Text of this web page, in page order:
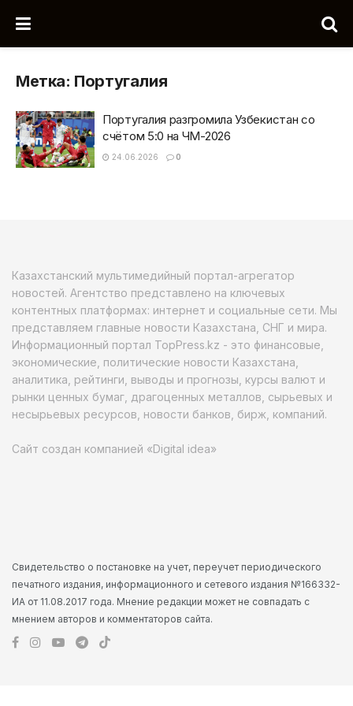
Метка: Португалия
Португалия разгромила Узбекистан со
счётом 5:0 на ЧМ-2026
24.06.2026 0
Казахстанский мультимедийный портал-агрегатор
новостей. Агентство представлено на ключевых
контентных платформах: интернет и социальные сети. Мы
представляем главные новости Казахстана, СНГ и мира.
Информационный портал TopPress.kz - это финансовые,
экономические, политические новости Казахстана,
аналитика, рейтинги, выводы и прогнозы, курсы валют и
рынки ценных бумаг, драгоценных металлов, сырьевых и
несырьевых ресурсов, новости банков, бирж, компаний.
Сайт создан компанией «Digital idea»
Свидетельство о постановке на учет, переучет периодического
печатного издания, информационного и сетевого издания №166332-
ИА от 11.08.2017 года. Мнение редакции может не совпадать с
мнением авторов и комментаторов сайта.